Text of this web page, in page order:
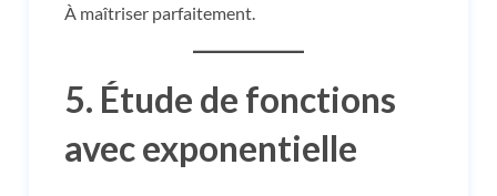
À maîtriser parfaitement.
5. Étude de fonctions
avec exponentielle